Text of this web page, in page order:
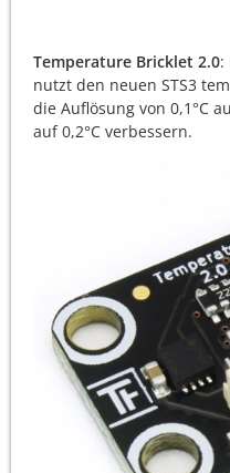
Temperature Bricklet 2.0:
nutzt den neuen STS3
die Auflösung von 0,1°C
auf 0,2°C verbessern.